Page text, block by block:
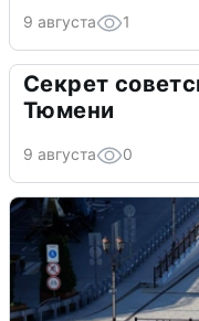
9 августа 1
Секрет
Тюмени
9 августа 0